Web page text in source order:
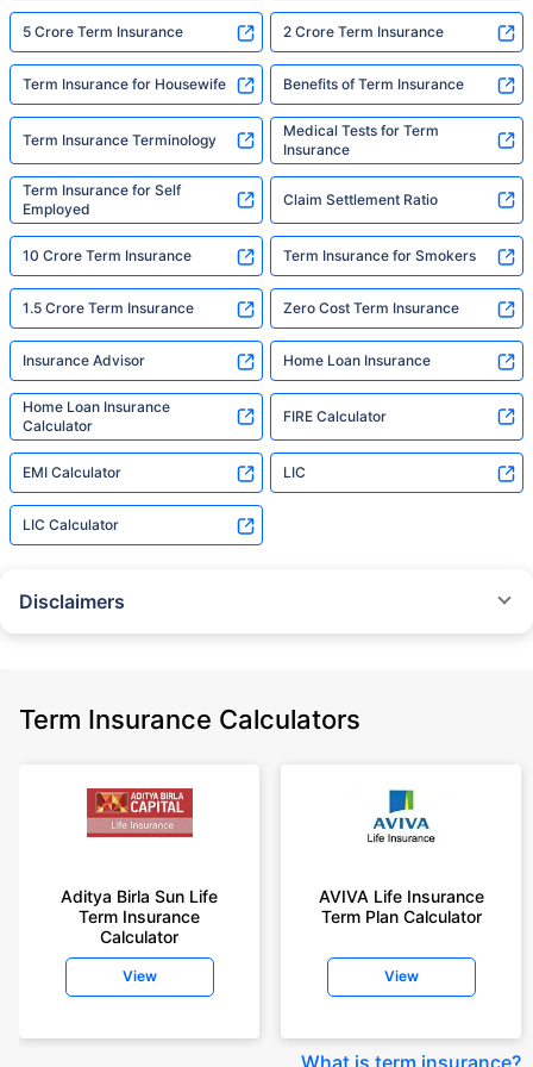
5 Crore Term Insurance 2 Crore Term Insurance
Term Insurance for Housewife Benefits of Term Insurance
Term Insurance Terminology
Medical Tests for Term
Insurance
Term Insurance for Self
Employed
Claim Settlement Ratio
10 Crore Term Insurance Term Insurance for Smokers
1.5 Crore Term Insurance Zero Cost Term Insurance
Insurance Advisor Home Loan Insurance
Home Loan Insurance
Calculator
FIRE Calculator
EMI Calculator LIC
LIC Calculator
Disclaimers
Policybazaar does not endorse, rate or recommend any particular insurer
+On the basis of your profile
years of age, rounded off to nearest 10
+Rs. 410/month (Rs.14/day) is starting price for a 1 crore term life
insurance for an 18 year-old male, non-smoker, with no pre-existing
diseases, cover upto 30 years of age rounded off to nearest 10
old male, non-smoker, with no pre-existing diseases, cover upto 30 years
Term Insurance Calculators
Aditya Birla Sun Life
Term Insurance
Calculator
View
AVIVA Life Insurance
Term Plan Calculator
View
What is term insurance?